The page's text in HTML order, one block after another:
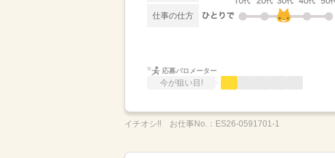
仕事の仕方
応募バロメーター
今が狙い目!
イチオシ!! お仕事No.： ES26-0591701-1